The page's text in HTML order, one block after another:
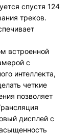
спустя 124
треков.
встроенной
с
интеллекта,
четкие
позволяет
дисплей с